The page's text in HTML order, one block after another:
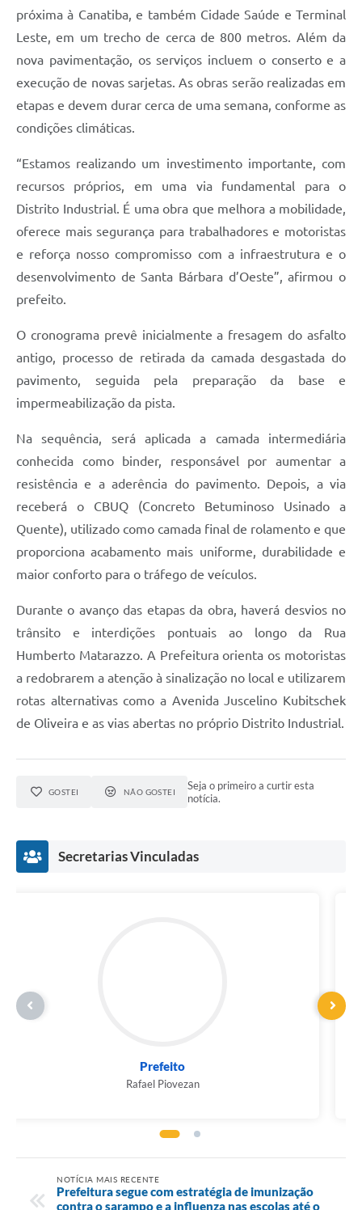
próxima à Canatiba, e também Cidade Saúde e Terminal
Leste, em um trecho de cerca de 800 metros. Além da
nova pavimentação, os serviços incluem o conserto e a
execução de novas sarjetas. As obras serão realizadas em
etapas e devem durar cerca de uma semana, conforme as
condições climáticas.
“Estamos realizando um investimento importante, com
recursos próprios, em uma via fundamental para o
Distrito Industrial. É uma obra que melhora a mobilidade,
oferece mais segurança para trabalhadores e motoristas
e reforça nosso compromisso com a infraestrutura e o
desenvolvimento de Santa Bárbara d’Oeste”, afirmou o
prefeito.
O cronograma prevê inicialmente a fresagem do asfalto
antigo, processo de retirada da camada desgastada do
pavimento, seguida pela preparação da base e
impermeabilização da pista.
Na sequência, será aplicada a camada intermediária
conhecida como binder, responsável por aumentar a
resistência e a aderência do pavimento. Depois, a via
receberá o CBUQ (Concreto Betuminoso Usinado a
Quente), utilizado como camada final de rolamento e que
proporciona acabamento mais uniforme, durabilidade e
maior conforto para o tráfego de veículos.
Durante o avanço das etapas da obra, haverá desvios no
trânsito e interdições pontuais ao longo da Rua
Humberto Matarazzo. A Prefeitura orienta os motoristas
a redobrarem a atenção à sinalização no local e utilizarem
rotas alternativas como a Avenida Juscelino Kubitschek
de Oliveira e as vias abertas no próprio Distrito Industrial.
GOSTEI NÃO GOSTEI
Seja o primeiro a curtir esta
notícia.
Secretarias Vinculadas
Prefeito
Rafael Piovezan
NOTÍCIA MAIS RECENTE
Prefeitura segue com estratégia de imunização
contra o sarampo e a influenza nas escolas até o